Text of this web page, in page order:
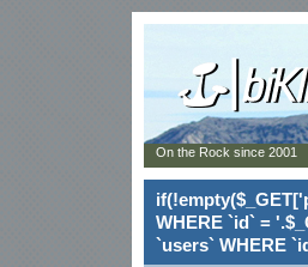
WHERE `id` =
`users` WHERE
On the Rock since 2001